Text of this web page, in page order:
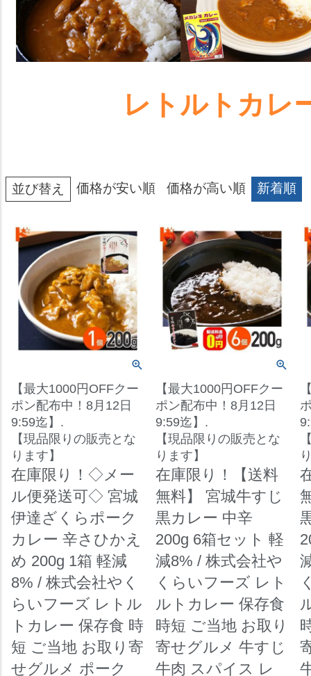
レトルトカレ
並び替え 価格が安い順 価格が高い順 新着順
【最大1000円OFFクー
ポン配布中！8月12日
9:59迄】.
【現品限りの販売とな
ります】
在庫限り！◇メー
ル便発送可◇ 宮城
伊達ざくらポーク
カレー 辛さひかえ
め 200g 1箱 軽減
8% / 株式会社やく
らいフーズ レトル
トカレー 保存食 時
短 ご当地 お取り寄
せグルメ ポーク
【最大1000円OFFクー
ポン配布中！8月12日
9:59迄】.
【現品限りの販売とな
ります】
在庫限り！【送料
無料】 宮城牛すじ
黒カレー 中辛
200g 6箱セット 軽
減8% / 株式会社や
くらいフーズ レト
ルトカレー 保存食
時短 ご当地 お取り
寄せグルメ 牛すじ
牛肉 スパイス レ